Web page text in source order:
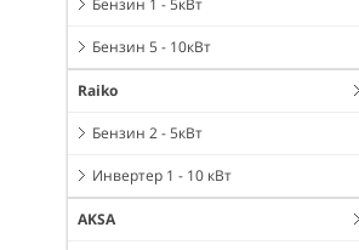
Бензин 1 - 5кВт
Бензин 5 - 10кВт
Raiko
Бензин 2 - 5кВт
Инвертер 1 - 10 кВт
AKSA